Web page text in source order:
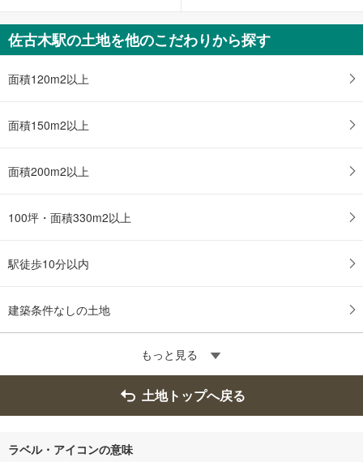
佐古木駅の土地を他のこだわりから探す
面積120m2以上
面積150m2以上
面積200m2以上
100坪・面積330m2以上
駅徒歩10分以内
建築条件なしの土地
もっと見る
土地トップへ戻る
ラベル・アイコンの意味